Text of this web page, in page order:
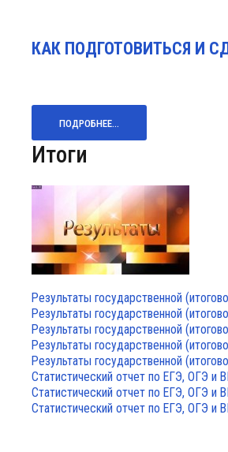
КАК ПОДГОТОВИТЬСЯ И
ПОДРОБНЕЕ...
Итоги
Результаты государственной
Результаты государственной
Результаты государственной
Результаты государственной
Результаты государственной
Статистический отчет по ЕГЭ, ОГЭ и
Статистический отчет по ЕГЭ, ОГЭ и
Статистический отчет по ЕГЭ, ОГЭ и